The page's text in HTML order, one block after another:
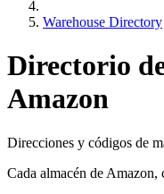
Warehouse Directory
Directorio
Amazon
Direcciones y códigos de
Cada almacén de Amazon,